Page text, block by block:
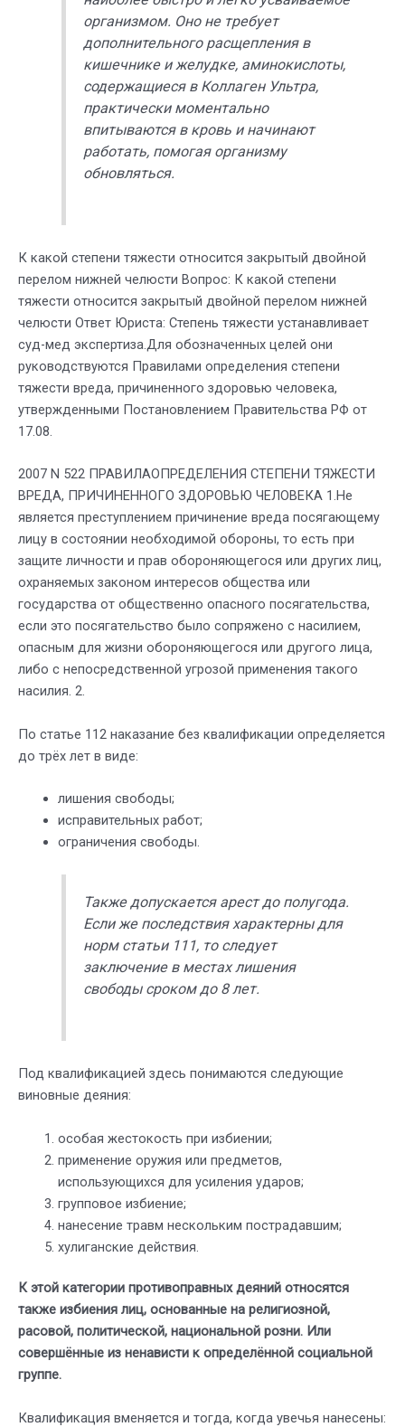
организмом. Оно не требует
дополнительного расщепления в
кишечнике и желудке, аминокислоты,
содержащиеся в Коллаген Ультра,
практически моментально
впитываются в кровь и начинают
работать, помогая организму
обновляться.
К какой степени тяжести относится закрытый двойной
перелом нижней челюсти Вопрос: К какой степени
тяжести относится закрытый двойной перелом нижней
челюсти Ответ Юриста: Степень тяжести устанавливает
суд-мед экспертиза.Для обозначенных целей они
руководствуются Правилами определения степени
тяжести вреда, причиненного здоровью человека,
утвержденными Постановлением Правительства РФ от
17.08.
2007 N 522 ПРАВИЛАОПРЕДЕЛЕНИЯ СТЕПЕНИ ТЯЖЕСТИ
ВРЕДА, ПРИЧИНЕННОГО ЗДОРОВЬЮ ЧЕЛОВЕКА 1.Не
является преступлением причинение вреда посягающему
лицу в состоянии необходимой обороны, то есть при
защите личности и прав обороняющегося или других лиц,
охраняемых законом интересов общества или
государства от общественно опасного посягательства,
если это посягательство было сопряжено с насилием,
опасным для жизни обороняющегося или другого лица,
либо с непосредственной угрозой применения такого
насилия. 2.
По статье 112 наказание без квалификации определяется
до трёх лет в виде:
лишения свободы;
исправительных работ;
ограничения свободы.
Также допускается арест до полугода.
Если же последствия характерны для
норм статьи 111, то следует
заключение в местах лишения
свободы сроком до 8 лет.
Под квалификацией здесь понимаются следующие
виновные деяния:
особая жестокость при избиении;
применение оружия или предметов,
использующихся для усиления ударов;
групповое избиение;
нанесение травм нескольким пострадавшим;
хулиганские действия.
К этой категории противоправных деяний относятся
также избиения лиц, основанные на религиозной,
расовой, политической, национальной розни. Или
совершённые из ненависти к определённой социальной
группе.
Квалификация вменяется и тогда, когда увечья нанесены: